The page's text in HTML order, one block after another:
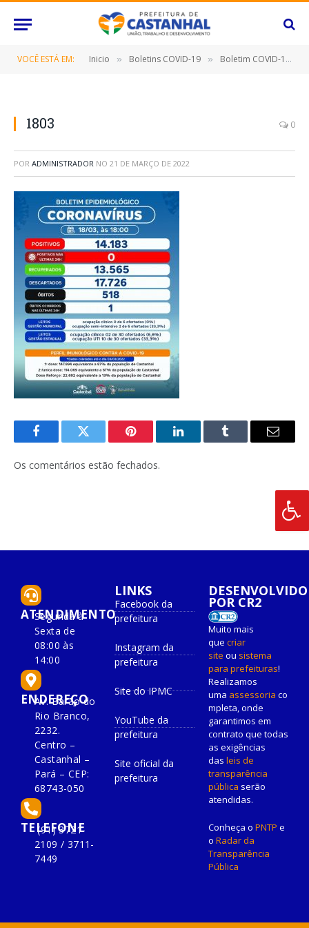
VOCÊ ESTÁ EM: Inicio » Boletins COVID-19 » Boletim COVID-19 (18/03/2022)
1803 0
POR ADMINISTRADOR NO 21 DE MARÇO DE 2022
FacebookTwitter Pinterest O
Tumblr
E-
Os comentários estão fechados.
ATENDIMENTO
Segunda à
Sexta de
08:00 às
14:00
ENDEREÇO
Av. Barão do
Rio Branco,
2232.
Centro –
Castanhal –
Pará – CEP:
68743-050
TELEFONE
(91) 3721-
2109 / 3711-
7449
LINKS
Facebook da
prefeitura
Instagram da
prefeitura
Site do IPMC
YouTube da
prefeitura
Site oficial da
prefeitura
DESENVOLVIDO
POR CR2
Muito mais
que criar
site ou sistema
para prefeituras!
Realizamos
uma assessoria co
mpleta, onde
garantimos em
contrato que todas
as exigências
das leis de
transparência
pública serão
atendidas.
Conheça o PNTP e
o Radar da
Transparência
Pública